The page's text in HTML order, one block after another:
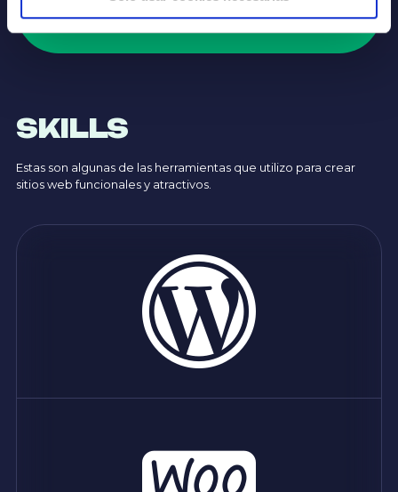
SKILLS
Estas son algunas de las herramientas que utilizo para crear
sitios web funcionales y atractivos.